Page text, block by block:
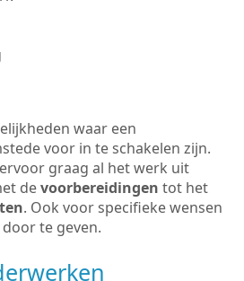
waar een
voor in te schakelen zijn.
graag al het werk uit
devoorbereidingen tot het
. Ook voor specifieke wensen
te geven.